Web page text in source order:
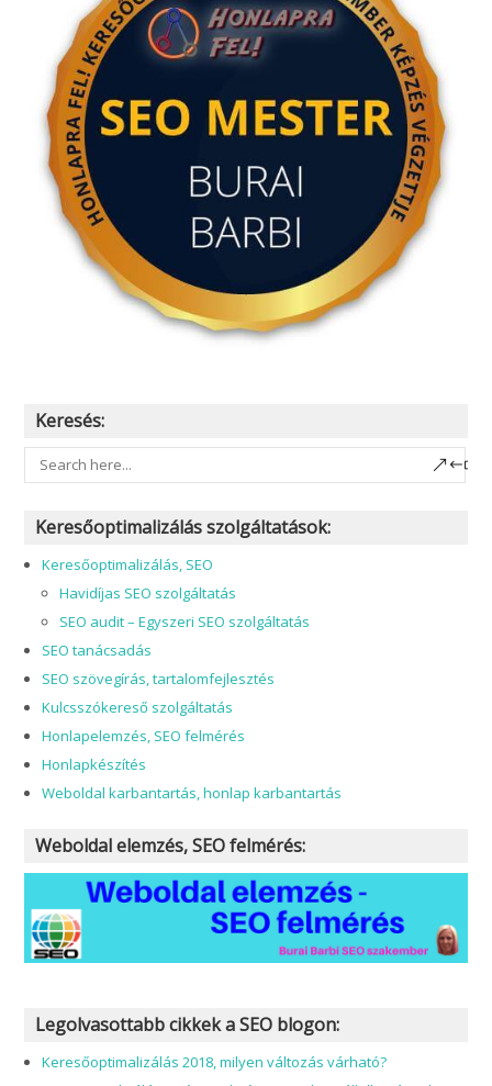
Keresés:
Keresőoptimalizálás szolgáltatások:
Keresőoptimalizálás, SEO
Havidíjas SEO szolgáltatás
SEO audit – Egyszeri SEO szolgáltatás
SEO tanácsadás
SEO szövegírás, tartalomfejlesztés
Kulcsszókereső szolgáltatás
Honlapelemzés, SEO felmérés
Honlapkészítés
Weboldal karbantartás, honlap karbantartás
Weboldal elemzés, SEO felmérés:
Legolvasottabb cikkek a SEO blogon:
Keresőoptimalizálás 2018, milyen változás várható?